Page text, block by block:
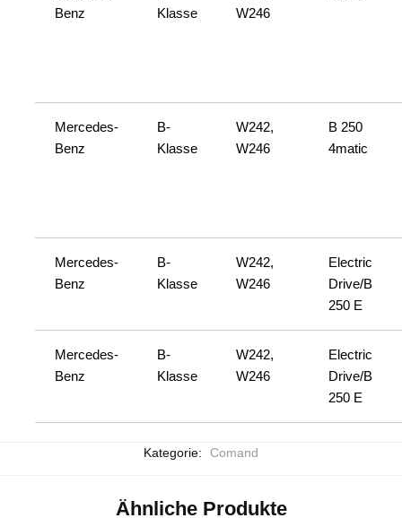
Benz
Klasse
W246
Mercedes-
Benz
B-
Klasse
W242,
W246
B 250
4matic
Mercedes-
Benz
B-
Klasse
W242,
W246
Electric
Drive/B
250 E
Mercedes-
Benz
B-
Klasse
W242,
W246
Electric
Drive/B
250 E
Kategorie: Comand
Ähnliche Produkte